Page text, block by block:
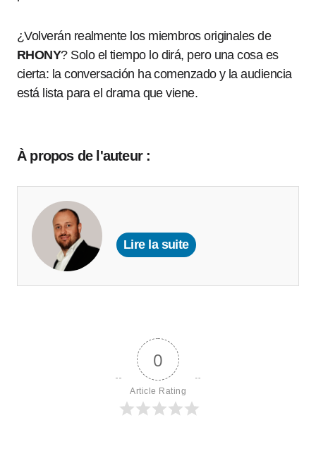
¿Volverán realmente los miembros originales de
RHONY? Solo el tiempo lo dirá, pero una cosa es
cierta: la conversación ha comenzado y la audiencia
está lista para el drama que viene.
À propos de l'auteur :
Lire la suite
0
Article Rating